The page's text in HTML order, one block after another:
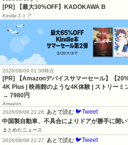
[PR] 【最大30%OFF】KADOKAWA B
Kindleストア
2026/08/09 01:30時点
[PR] 【Amazonデバイスサマーセール】【
4K Plus | 映画館のような4K体験 | ストリー
→ 7980円
Amazon
2026/08/08 21:26
あとで読む 🐦Tweet
中国製自動車、不具合によりドアが勝手に開
まとめたニュース
2026/08/08 21:27
あとで読む 🐦Tweet